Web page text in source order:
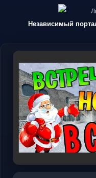
Независимый